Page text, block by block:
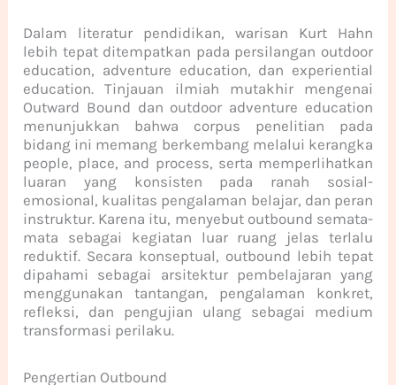
Dalam literatur pendidikan, warisan Kurt Hahn
lebih tepat ditempatkan pada persilangan outdoor
education, adventure education, dan experiential
education. Tinjauan ilmiah mutakhir mengenai
Outward Bound dan outdoor adventure education
menunjukkan bahwa corpus penelitian pada
bidang ini memang berkembang melalui kerangka
people, place, and process, serta memperlihatkan
luaran yang konsisten pada ranah sosial-
emosional, kualitas pengalaman belajar, dan peran
instruktur. Karena itu, menyebut outbound semata-
mata sebagai kegiatan luar ruang jelas terlalu
reduktif. Secara konseptual, outbound lebih tepat
dipahami sebagai arsitektur pembelajaran yang
menggunakan tantangan, pengalaman konkret,
refleksi, dan pengujian ulang sebagai medium
transformasi perilaku.
Pengertian Outbound